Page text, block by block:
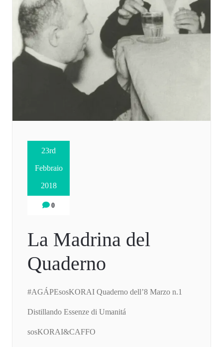
23rd
Febbraio
2018
0
La Madrina del
Quaderno
#AGÁPEsosKORAI Quaderno dell’8 Marzo n.1
Distillando Essenze di Umanitá
sosKORAI&CAFFO